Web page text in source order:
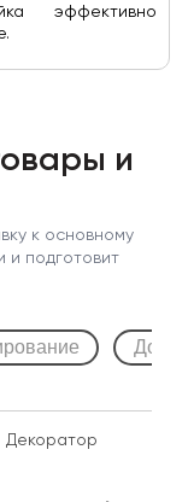
эффективно
и
к основному
и подготовит
Декоратор